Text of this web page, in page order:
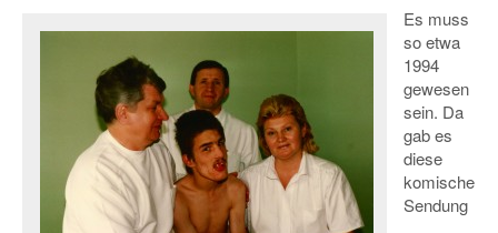
Es muss
so etwa
1994
gewesen
sein. Da
gab es
diese
komische
Sendung